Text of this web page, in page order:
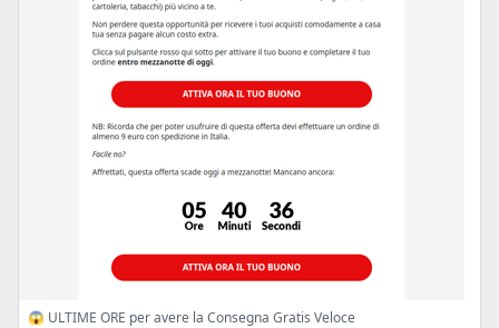
😱 ULTIME ORE per avere la Consegna Gratis Veloce